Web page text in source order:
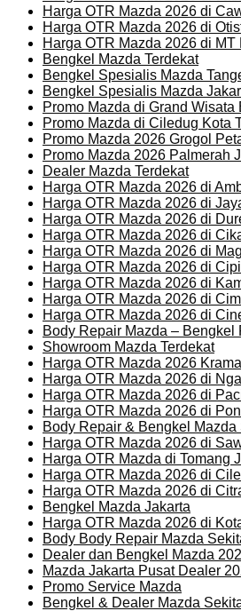
Harga OTR Mazda 2026 di
Harga OTR Mazda 2026 di
Harga OTR Mazda 2026 di
Bengkel Mazda Terdekat
Bengkel Spesialis Mazda
Bengkel Spesialis Mazda
Promo Mazda di Grand
Promo Mazda di Ciledug Kota
Promo Mazda 2026 Grogol
Promo Mazda 2026 Palmerah
Dealer Mazda Terdekat
Harga OTR Mazda 2026 di
Harga OTR Mazda 2026 di
Harga OTR Mazda 2026 di
Harga OTR Mazda 2026 di
Harga OTR Mazda 2026 di
Harga OTR Mazda 2026 di
Harga OTR Mazda 2026 di
Harga OTR Mazda 2026 di
Harga OTR Mazda 2026 di
Body Repair Mazda –
Showroom Mazda Terdekat
Harga OTR Mazda 2026
Harga OTR Mazda 2026 di
Harga OTR Mazda 2026 di
Harga OTR Mazda 2026 di
Body Repair & Bengkel
Harga OTR Mazda 2026 di
Harga OTR Mazda di Tomang
Harga OTR Mazda 2026 di
Harga OTR Mazda 2026 di
Bengkel Mazda Jakarta
Harga OTR Mazda 2026 di
Body Body Repair Mazda
Dealer dan Bengkel Mazda
Mazda Jakarta Pusat Dealer
Promo Service Mazda
Bengkel & Dealer Mazda